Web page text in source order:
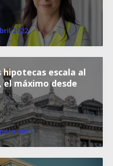
2022
escala al
el máximo desde
2023